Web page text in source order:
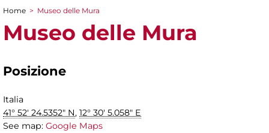
Tu sei qui
Home > Museo delle Mura
Museo delle Mura
Posizione
Italia
41° 52' 24.5352" N, 12° 30' 5.058" E
See map: Google Maps